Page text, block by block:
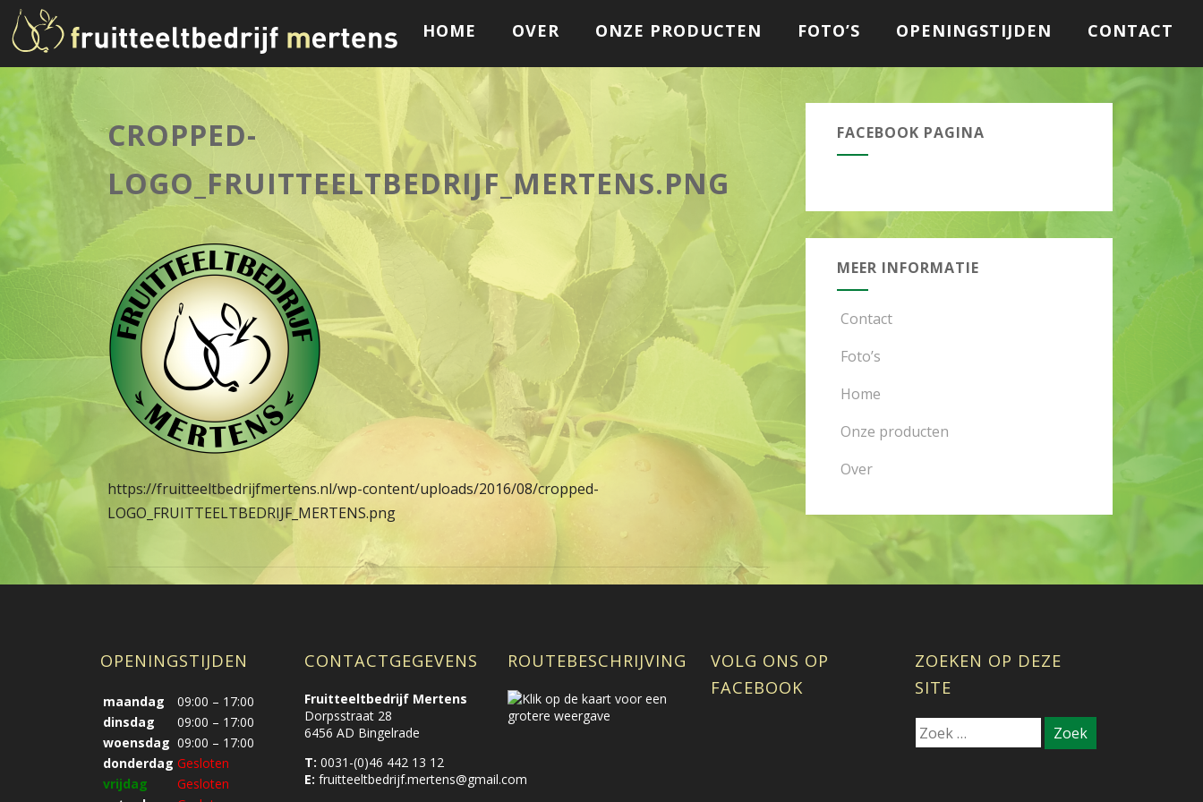
HOME OVER ONZE PRODUCTEN FOTO’S OPENINGSTIJDEN CONTACT
CROPPED-
LOGO_FRUITTEELTBEDRIJF_MERTENS.PNG
https://fruitteeltbedrijfmertens.nl/wp-content/uploads/2016/08/cropped-
LOGO_FRUITTEELTBEDRIJF_MERTENS.png
FACEBOOK PAGINA
MEER INFORMATIE
Contact
Foto’s
Home
Onze producten
Over
OPENINGSTIJDEN
maandag
09:00 – 17:00
dinsdag
09:00 – 17:00
woensdag 09:00 – 17:00
donderdag Gesloten
vrijdag
Gesloten
CONTACTGEGEVENS
Fruitteeltbedrijf Mertens
Dorpsstraat 28
6456 AD Bingelrade
T: 0031-(0)46 442 13 12
E: fruitteeltbedrijf.mertens@gmail.com
ROUTEBESCHRIJVING
VOLG ONS OP
FACEBOOK
ZOEKEN OP DEZE
SITE